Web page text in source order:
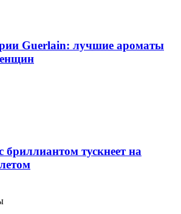
Guerlain: лучшие ароматы
тускнеет на